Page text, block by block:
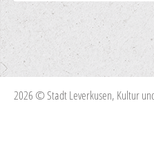
2026 © Stadt Leverkusen, Kultur